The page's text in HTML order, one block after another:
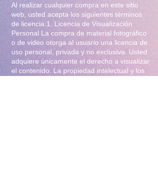
Al realizar cualquier compra en este sitio
web, usted acepta los siguientes términos
de licencia:1. Licencia de Visualización
Personal La compra de material fotográfico
o de video otorga al usuario una licencia de
uso personal, privada y no exclusiva. Usted
adquiere únicamente el derecho a visualizar
el contenido. La propiedad intelectual y los